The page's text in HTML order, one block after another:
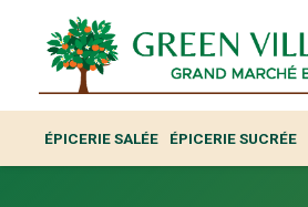
ÉPICERIE SALÉE ÉPICERIE SUCRÉE